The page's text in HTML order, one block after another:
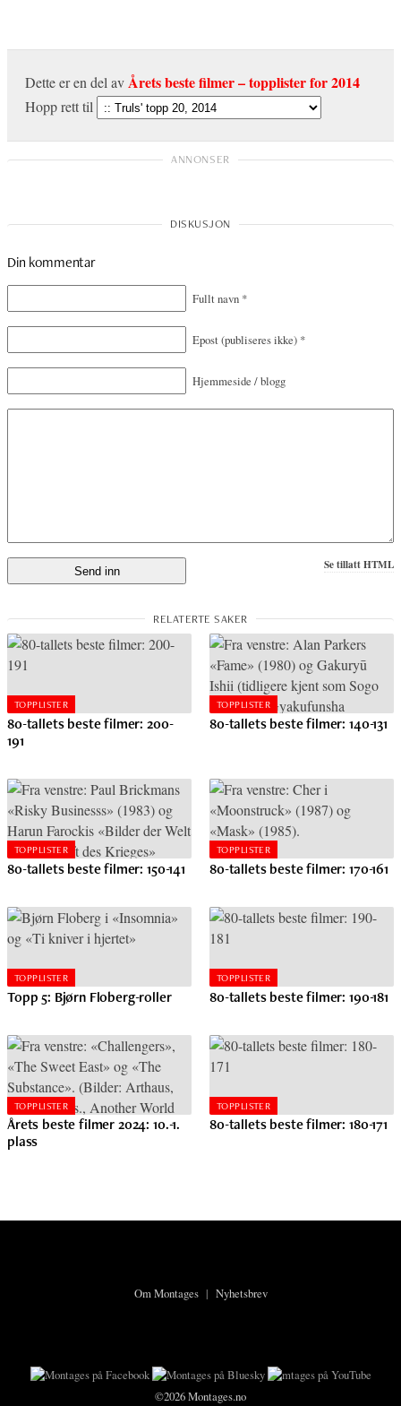
Dette er en del avÅrets beste filmer – topplister for 2014
Hopp rett til
Din kommentar
Fullt navn *
Epost(publiseres ikke) *
Hjemmeside / blogg
Se tillatt HTML
TOPPLISTER
80-tallets beste filmer: 200-
191
TOPPLISTER
80-tallets beste filmer: 140-131
TOPPLISTER
80-tallets beste filmer: 150-141
TOPPLISTER
80-tallets beste filmer: 170-161
TOPPLISTER
Topp 5: Bjørn Floberg-roller
TOPPLISTER
80-tallets beste filmer: 190-181
TOPPLISTER
Årets beste filmer 2024: 10.-1.
plass
TOPPLISTER
80-tallets beste filmer: 180-171
Om Montages| Nyhetsbrev
©2026 Montages.no